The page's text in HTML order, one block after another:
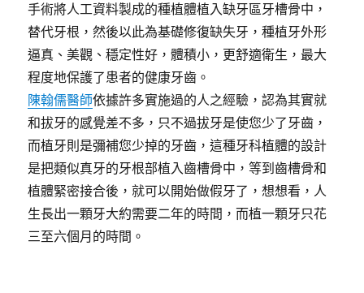
手術將人工資料製成的種植體植入缺牙區牙槽骨中，
替代牙根，然後以此為基礎修復缺失牙，種植牙外形
逼真、美觀、穩定性好，體積小，更舒適衛生，最大
程度地保護了患者的健康牙齒。
陳翰儒醫師依據許多實施過的人之經驗，認為其實就
和拔牙的感覺差不多，只不過拔牙是使您少了牙齒，
而植牙則是彌補您少掉的牙齒，這種牙科植體的設計
是把類似真牙的牙根部植入齒槽骨中，等到齒槽骨和
植體緊密接合後，就可以開始做假牙了，想想看，人
生長出一顆牙大約需要二年的時間，而植一顆牙只花
三至六個月的時間。